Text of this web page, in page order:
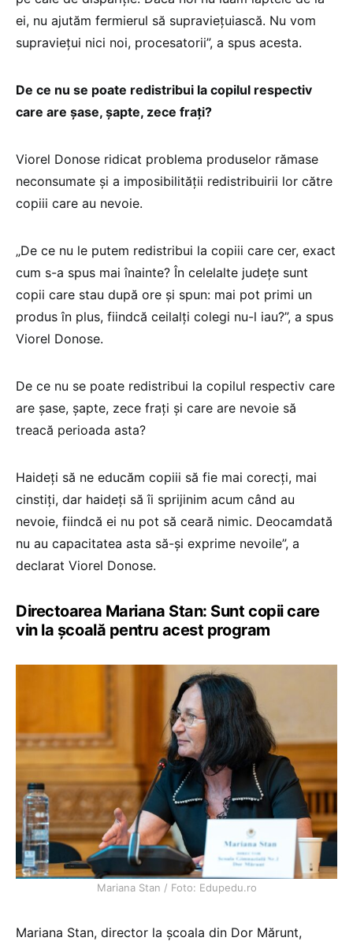
ei, nu ajutăm fermierul să supraviețuiască. Nu vom
supraviețui nici noi, procesatorii”, a spus acesta.
De ce nu se poate redistribui la copilul respectiv
care are șase, șapte, zece frați?
Viorel Donose ridicat problema produselor rămase
neconsumate și a imposibilității redistribuirii lor către
copiii care au nevoie.
„De ce nu le putem redistribui la copiii care cer, exact
cum s-a spus mai înainte? În celelalte județe sunt
copii care stau după ore și spun: mai pot primi un
produs în plus, fiindcă ceilalți colegi nu-l iau?”, a spus
Viorel Donose.
De ce nu se poate redistribui la copilul respectiv care
are șase, șapte, zece frați și care are nevoie să
treacă perioada asta?
Haideți să ne educăm copiii să fie mai corecți, mai
cinstiți, dar haideți să îi sprijinim acum când au
nevoie, fiindcă ei nu pot să ceară nimic. Deocamdată
nu au capacitatea asta să-și exprime nevoile”, a
declarat Viorel Donose.
Directoarea Mariana Stan: Sunt copii care
vin la școală pentru acest program
Mariana Stan / Foto: Edupedu.ro
Mariana Stan, director la școala din Dor Mărunt,